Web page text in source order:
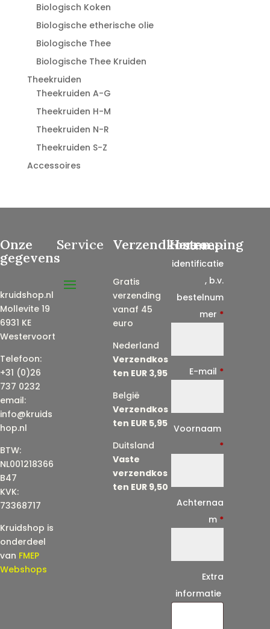
Biologisch Koken
Biologische etherische olie
Biologische Thee
Biologische Thee Kruiden
Theekruiden
Theekruiden A-G
Theekruiden H-M
Theekruiden N-R
Theekruiden S-Z
Accessoires
Onze
gegevens
kruidshop.nl
Mollevite 19
6931 KE
Westervoort
Telefoon:
+31 (0)26
737 0232
email:
info@kruids
hop.nl
BTW:
NL001218366
B47
KVK:
73368717
Kruidshop is
onderdeel
van FMEP
Webshops
Service Verzendkosten
Gratis
verzending
vanaf 45
euro
Nederland
Verzendkos
ten EUR 3,95
België
Verzendkos
ten EUR 5,95
Duitsland
Vaste
verzendkos
ten EUR 9,50
Herroeping
Contract
identificatie
, b.v.
bestelnum
mer *
E-mail *
Voornaam
*
Achternaa
m *
Extra
informatie